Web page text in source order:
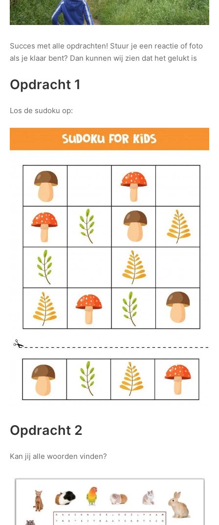
Succes met alle opdrachten! Stuur je een reactie of foto
als je klaar bent? Dan kunnen wij zien dat het gelukt is
Opdracht 1
Los de sudoku op:
Opdracht 2
Kan jij alle woorden vinden?